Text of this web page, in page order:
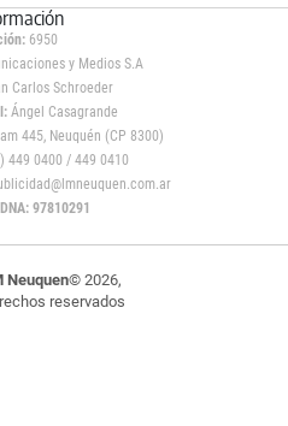
6950
y Medios S.A
Carlos Schroeder
Ángel Casagrande
445, Neuquén (CP 8300)
449 0400 / 449 0410
97810291
Neuquen© 2026,
reservados